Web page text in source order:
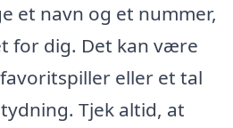
et navn og et nummer,
for dig. Det kan være
eller et tal
Tjek altid, at